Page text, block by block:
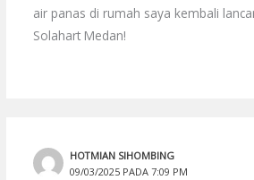
air panas di rumah saya kembali
Solahart Medan!
HOTMIAN SIHOMBING
09/03/2025 PADA 7:09 PM